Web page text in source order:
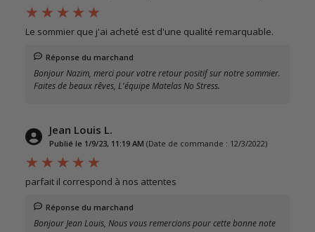
Le sommier que j'ai acheté est d'une qualité remarquable.
Réponse du marchand
Bonjour Nazim, merci pour votre retour positif sur notre sommier.
Faites de beaux rêves, L'équipe Matelas No Stress.
Jean Louis L.
Publié le 1/9/23, 11:19 AM (Date de commande : 12/3/2022)
parfait il correspond à nos attentes
Réponse du marchand
Bonjour Jean Louis, Nous vous remercions pour cette bonne note